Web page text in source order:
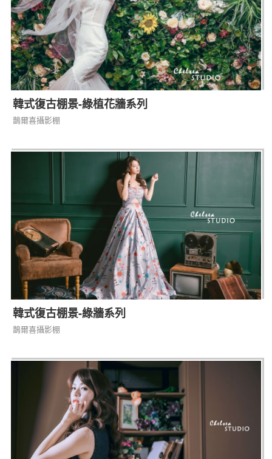
韓式復古棚景-綠植花牆系列
鵲爾喜攝影棚
韓式復古棚景-綠牆系列
鵲爾喜攝影棚